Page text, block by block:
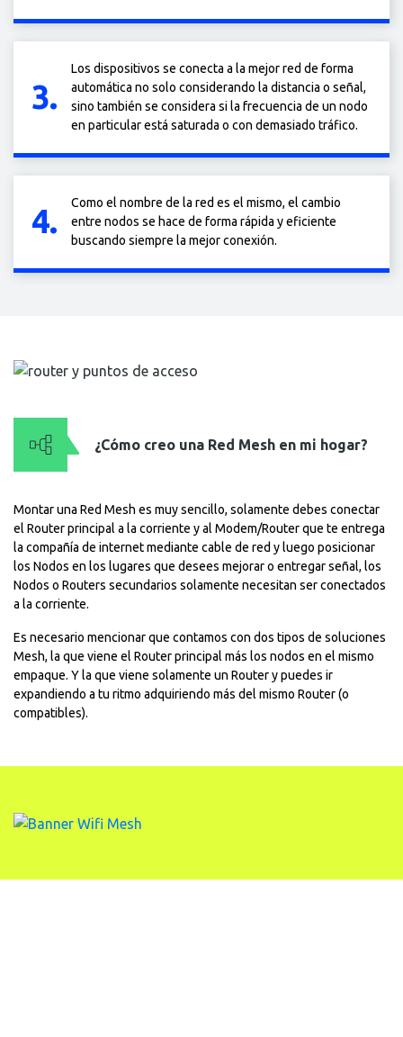
3.
Los dispositivos se conecta a la mejor red de forma
automática no solo considerando la distancia o señal,
sino también se considera si la frecuencia de un nodo
en particular está saturada o con demasiado tráfico.
4.
Como el nombre de la red es el mismo, el cambio
entre nodos se hace de forma rápida y eficiente
buscando siempre la mejor conexión.
¿Cómo creo una Red Mesh en mi hogar?
Montar una Red Mesh es muy sencillo, solamente debes conectar
el Router principal a la corriente y al Modem/Router que te entrega
la compañía de internet mediante cable de red y luego posicionar
los Nodos en los lugares que desees mejorar o entregar señal, los
Nodos o Routers secundarios solamente necesitan ser conectados
a la corriente.
Es necesario mencionar que contamos con dos tipos de soluciones
Mesh, la que viene el Router principal más los nodos en el mismo
empaque. Y la que viene solamente un Router y puedes ir
expandiendo a tu ritmo adquiriendo más del mismo Router (o
compatibles).